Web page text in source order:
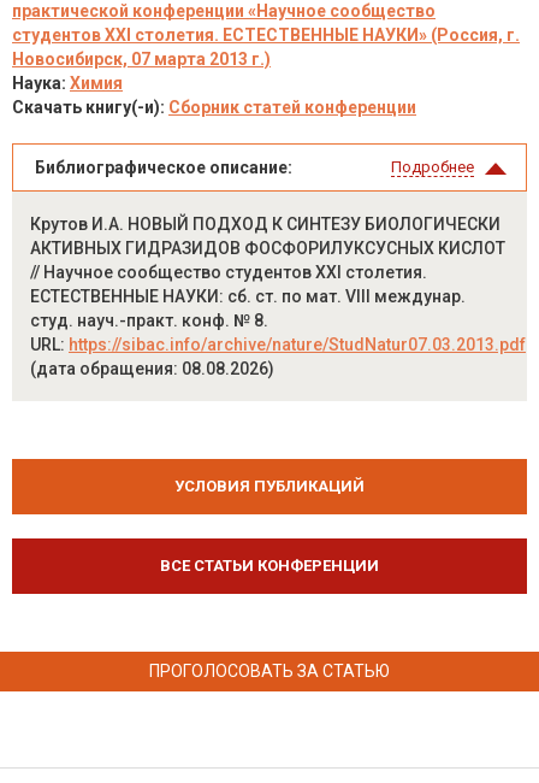
практической конференции «Научное сообщество
студентов XXI столетия. ЕСТЕСТВЕННЫЕ НАУКИ» (Россия, г.
Новосибирск, 07 марта 2013 г.)
Наука: Химия
Скачать книгу(-и): Сборник статей конференции
Библиографическое описание: Подробнее
Крутов И.А. НОВЫЙ ПОДХОД К СИНТЕЗУ БИОЛОГИЧЕСКИ
АКТИВНЫХ ГИДРАЗИДОВ ФОСФОРИЛУКСУСНЫХ КИСЛОТ
// Научное сообщество студентов XXI столетия.
ЕСТЕСТВЕННЫЕ НАУКИ: сб. ст. по мат. VIII междунар.
студ. науч.-практ. конф. № 8.
URL: https://sibac.info/archive/nature/StudNatur07.03.2013.pdf
(дата обращения: 08.08.2026)
УСЛОВИЯ ПУБЛИКАЦИЙ
ВСЕ СТАТЬИ КОНФЕРЕНЦИИ
ПРОГОЛОСОВАТЬ ЗА СТАТЬЮ